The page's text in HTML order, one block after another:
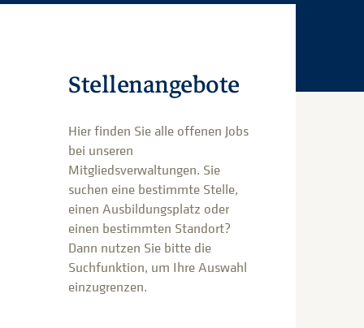
Stellenangebote
Hier finden Sie alle offenen Jobs
bei unseren
Mitgliedsverwaltungen. Sie
suchen eine bestimmte Stelle,
einen Ausbildungsplatz oder
einen bestimmten Standort?
Dann nutzen Sie bitte die
Suchfunktion, um Ihre Auswahl
einzugrenzen.